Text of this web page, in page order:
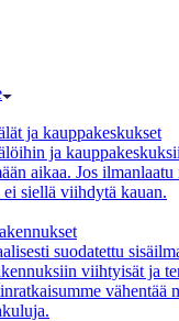
ja kauppakeskukset
ja
aikaa. Jos
ei siellä viihdytä kauan.
suodatettu
viihtyisät ja
vähentää